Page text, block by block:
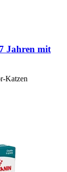
Jahren mit
Katzen